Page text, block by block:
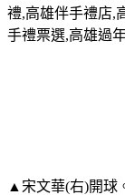
禮,高雄伴手禮店,
手禮票選,高雄過
▲宋文華(右)開球